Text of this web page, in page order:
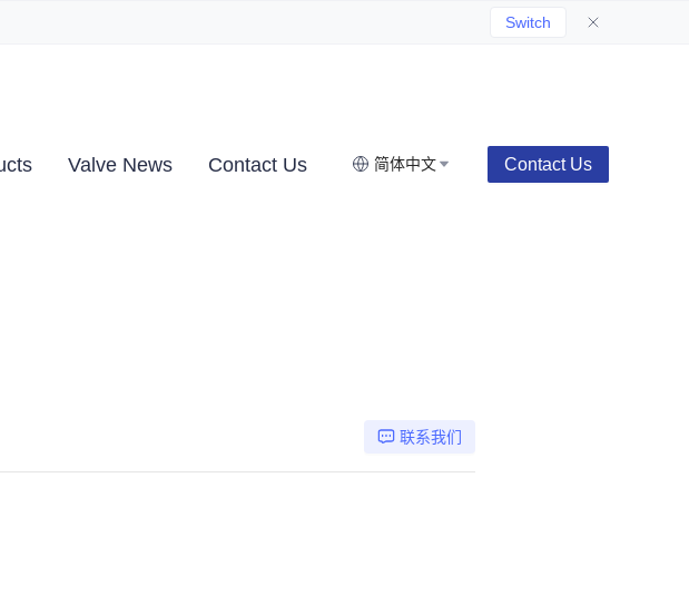
Switch
Valve News Contact Us 简体中文 Contact Us
联系我们